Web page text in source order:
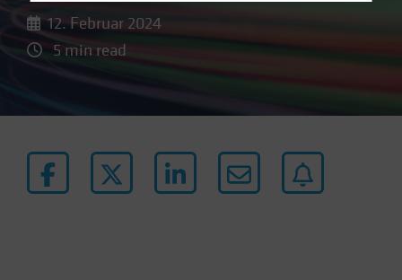
Luxembourg and Other EMEA
Netherlands
12. Februar 2024
5 min read